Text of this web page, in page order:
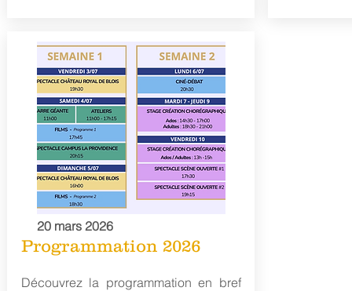
20 mars 2026
Programmation 2026
Découvrez la programmation en bref